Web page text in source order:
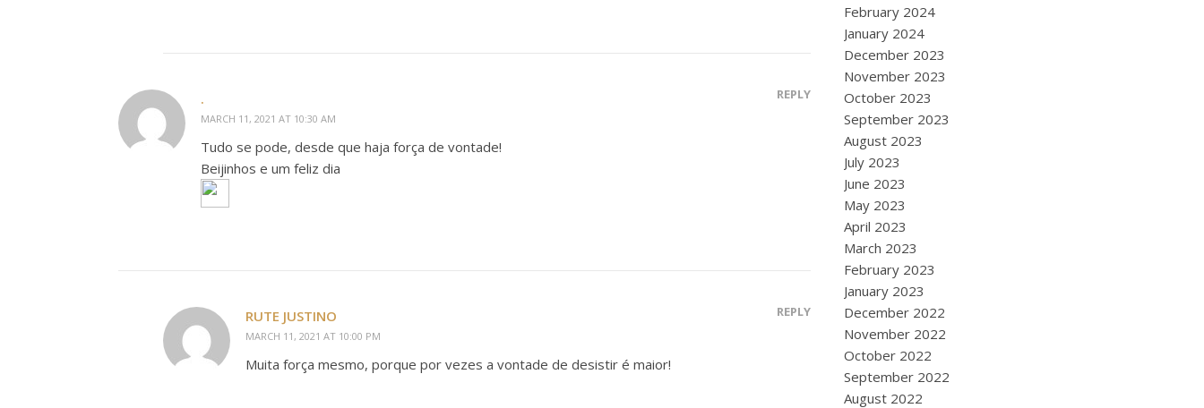
.
MARCH 11, 2021 AT 10:30 AM
REPLY
Tudo se pode, desde que haja força de vontade!
Beijinhos e um feliz dia
RUTE JUSTINO
MARCH 11, 2021 AT 10:00 PM
REPLY
Muita força mesmo, porque por vezes a vontade de desistir é maior!
February 2024
January 2024
December 2023
November 2023
October 2023
September 2023
August 2023
July 2023
June 2023
May 2023
April 2023
March 2023
February 2023
January 2023
December 2022
November 2022
October 2022
September 2022
August 2022